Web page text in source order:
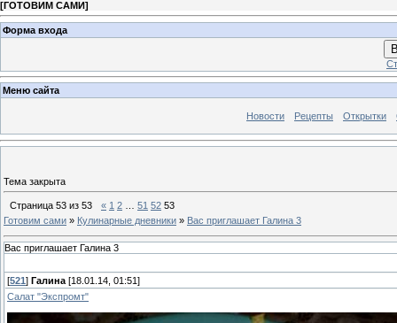
[ГОТОВИМ САМИ]
Форма входа
Меню сайта
Новости Рецепты Открытки
Тема закрыта
Страница 53 из 53 « 1 2 51 52 53
Готовим сами » Кулинарные дневники » Вас приглашает Галина 3
Вас приглашает Галина 3
[521 ] Галина [18.01.14, 01:51]
Салат "Экспромт"